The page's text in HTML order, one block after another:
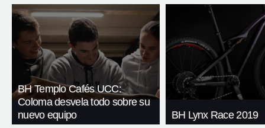
BH Templo Cafés UCC:
Coloma desvela todo sobre su
nuevo equipo
BH Lynx Race 2019